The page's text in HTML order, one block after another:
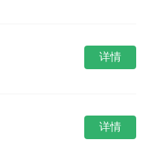
详情
详情